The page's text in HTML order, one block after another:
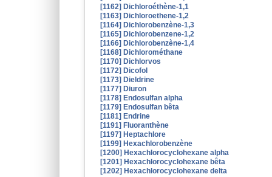
[1162] Dichloroéthène-1,1
[1163] Dichloroethene-1,2
[1164] Dichlorobenzène-1,3
[1165] Dichlorobenzene-1,2
[1166] Dichlorobenzène-1,4
[1168] Dichlorométhane
[1170] Dichlorvos
[1172] Dicofol
[1173] Dieldrine
[1177] Diuron
[1178] Endosulfan alpha
[1179] Endosulfan bêta
[1181] Endrine
[1191] Fluoranthène
[1197] Heptachlore
[1199] Hexachlorobenzène
[1200] Hexachlorocyclohexane alpha
[1201] Hexachlorocyclohexane bêta
[1202] Hexachlorocyclohexane delta